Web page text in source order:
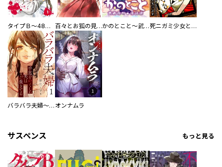
タイプＢ～48時間後、致死率100％～【単話】 百々とお狐の見習い巫女生活【単行本版】 かのとこと～武蔵花町怪話譚～ 【連載版】 死ニガミ少女とスマホ神
バラバラ夫婦～手足をなくした夫はまだ生きてる オンナムラ
サスペンス もっと見る